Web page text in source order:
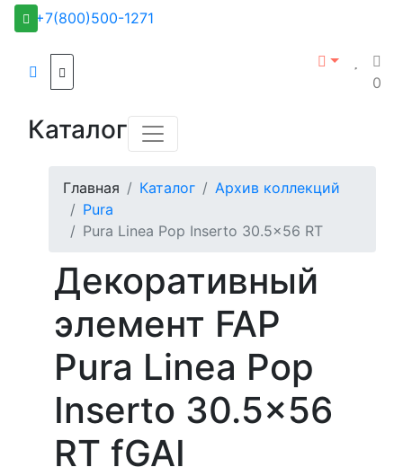
+7(800)500-1271
0
Каталог
Главная Каталог
Архив коллекций
Pura
Pura Linea Pop Inserto 30.5x56 RT
Декоративный
элемент FAP
Pura Linea Pop
Inserto 30.5x56
RT fGAI